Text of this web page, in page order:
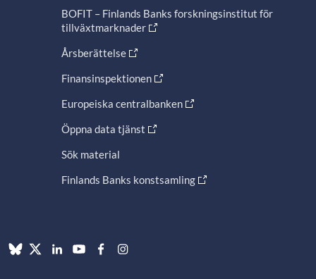
BOFIT – Finlands Banks forskningsinstitut för
tillväxtmarknader
Årsberättelse
Finansinspektionen
Europeiska centralbanken
Öppna data tjänst
Sök material
Finlands Banks konstsamling